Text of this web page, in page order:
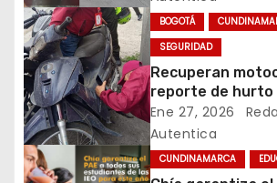
ó
n
d
e
e
Zipaquirá
BOGOTÁ
SEGURIDAD
Recuperan
reporte de hurto
operativo de
Rafael Uribe Uribe
Ene 27, 2026
Autentica
CUNDINAMARCA